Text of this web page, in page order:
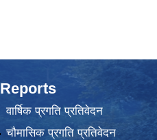
Reports
वार्षिक प्रगति प्रतिवेदन
चौमासिक प्रगति प्रतिवेदन